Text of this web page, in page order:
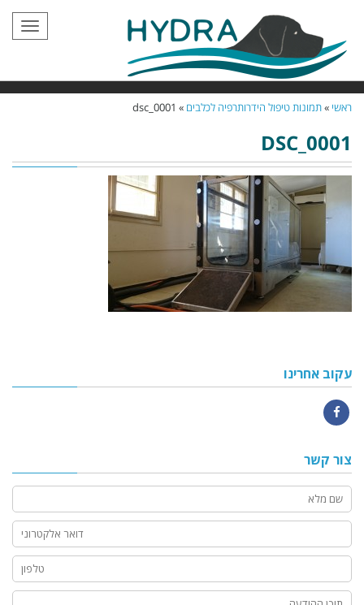
תפריט
ראשי »תמונות טיפול הידרותרפיה לכלבים »
dsc_0001
DSC_0001
עקוב אחרינו
צור קשר